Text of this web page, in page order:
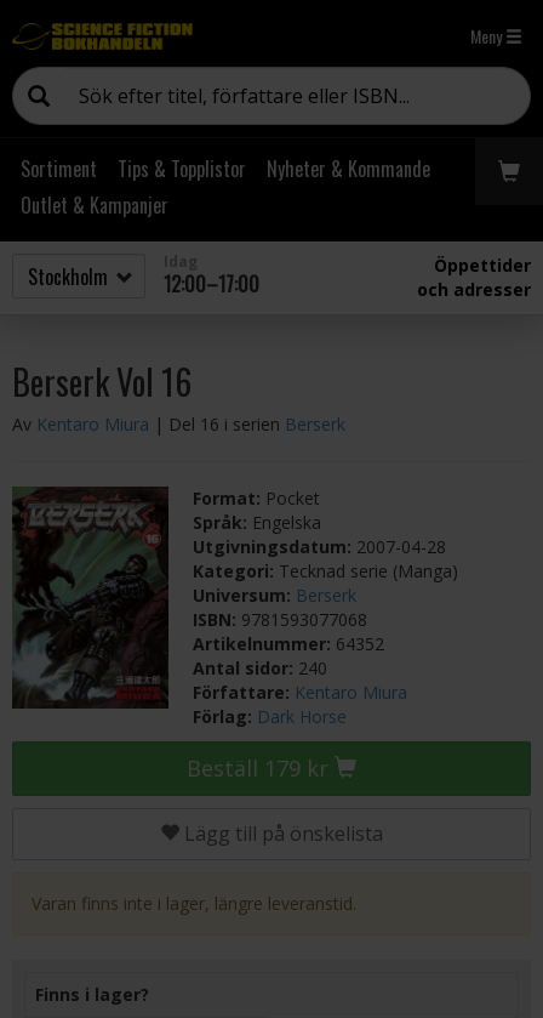
Meny
Sortiment Tips & Topplistor
Nyheter & Kommande
Outlet & Kampanjer
12:00–17:00
Öppettider
och adresser
Berserk Vol 16
Av Kentaro Miura | Del 16 i serien Berserk
Format: Pocket
Språk: Engelska
Utgivningsdatum: 2007-04-28
Kategori: Tecknad serie (Manga)
Universum: Berserk
ISBN: 9781593077068
Artikelnummer: 64352
Antal sidor: 240
Författare: Kentaro Miura
Förlag: Dark Horse
Beställ 179 kr
Lägg till på önskelista
Varan finns inte i lager, längre leveranstid.
Finns i lager?